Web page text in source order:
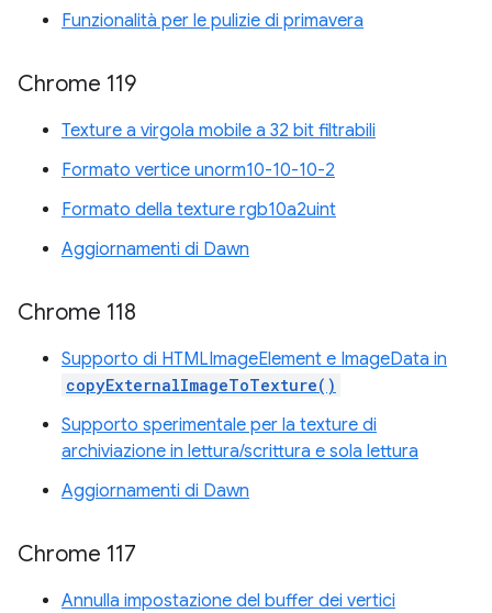
Funzionalità per le pulizie di primavera
Chrome 119
Texture a virgola mobile a 32 bit filtrabili
Formato vertice unorm10-10-10-2
Formato della texture rgb10a2uint
Aggiornamenti di Dawn
Chrome 118
Supporto di HTMLImageElement e ImageData in
copyExternalImageToTexture()
Supporto sperimentale per la texture di
archiviazione in lettura/scrittura e sola lettura
Aggiornamenti di Dawn
Chrome 117
Annulla impostazione del buffer dei vertici